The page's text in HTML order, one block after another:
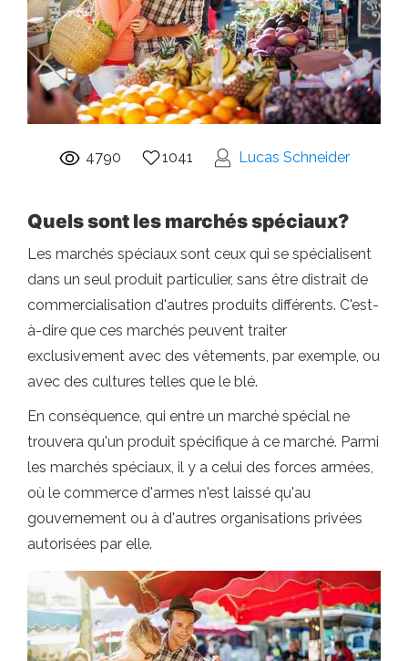
4790 1041 Lucas Schneider
Quels sont les marchés spéciaux?
Les marchés spéciaux sont ceux qui se spécialisent
dans un seul produit particulier, sans être distrait de
commercialisation d'autres produits différents. C'est-
à-dire que ces marchés peuvent traiter
exclusivement avec des vêtements, par exemple, ou
avec des cultures telles que le blé.
En conséquence, qui entre un marché spécial ne
trouvera qu'un produit spécifique à ce marché. Parmi
les marchés spéciaux, il y a celui des forces armées,
où le commerce d'armes n'est laissé qu'au
gouvernement ou à d'autres organisations privées
autorisées par elle.